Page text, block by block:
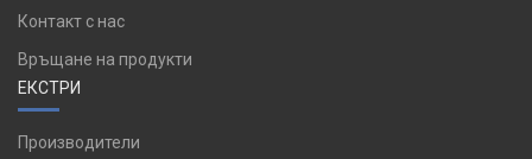
Контакт с нас
Връщане на продукти
ЕКСТРИ
Производители